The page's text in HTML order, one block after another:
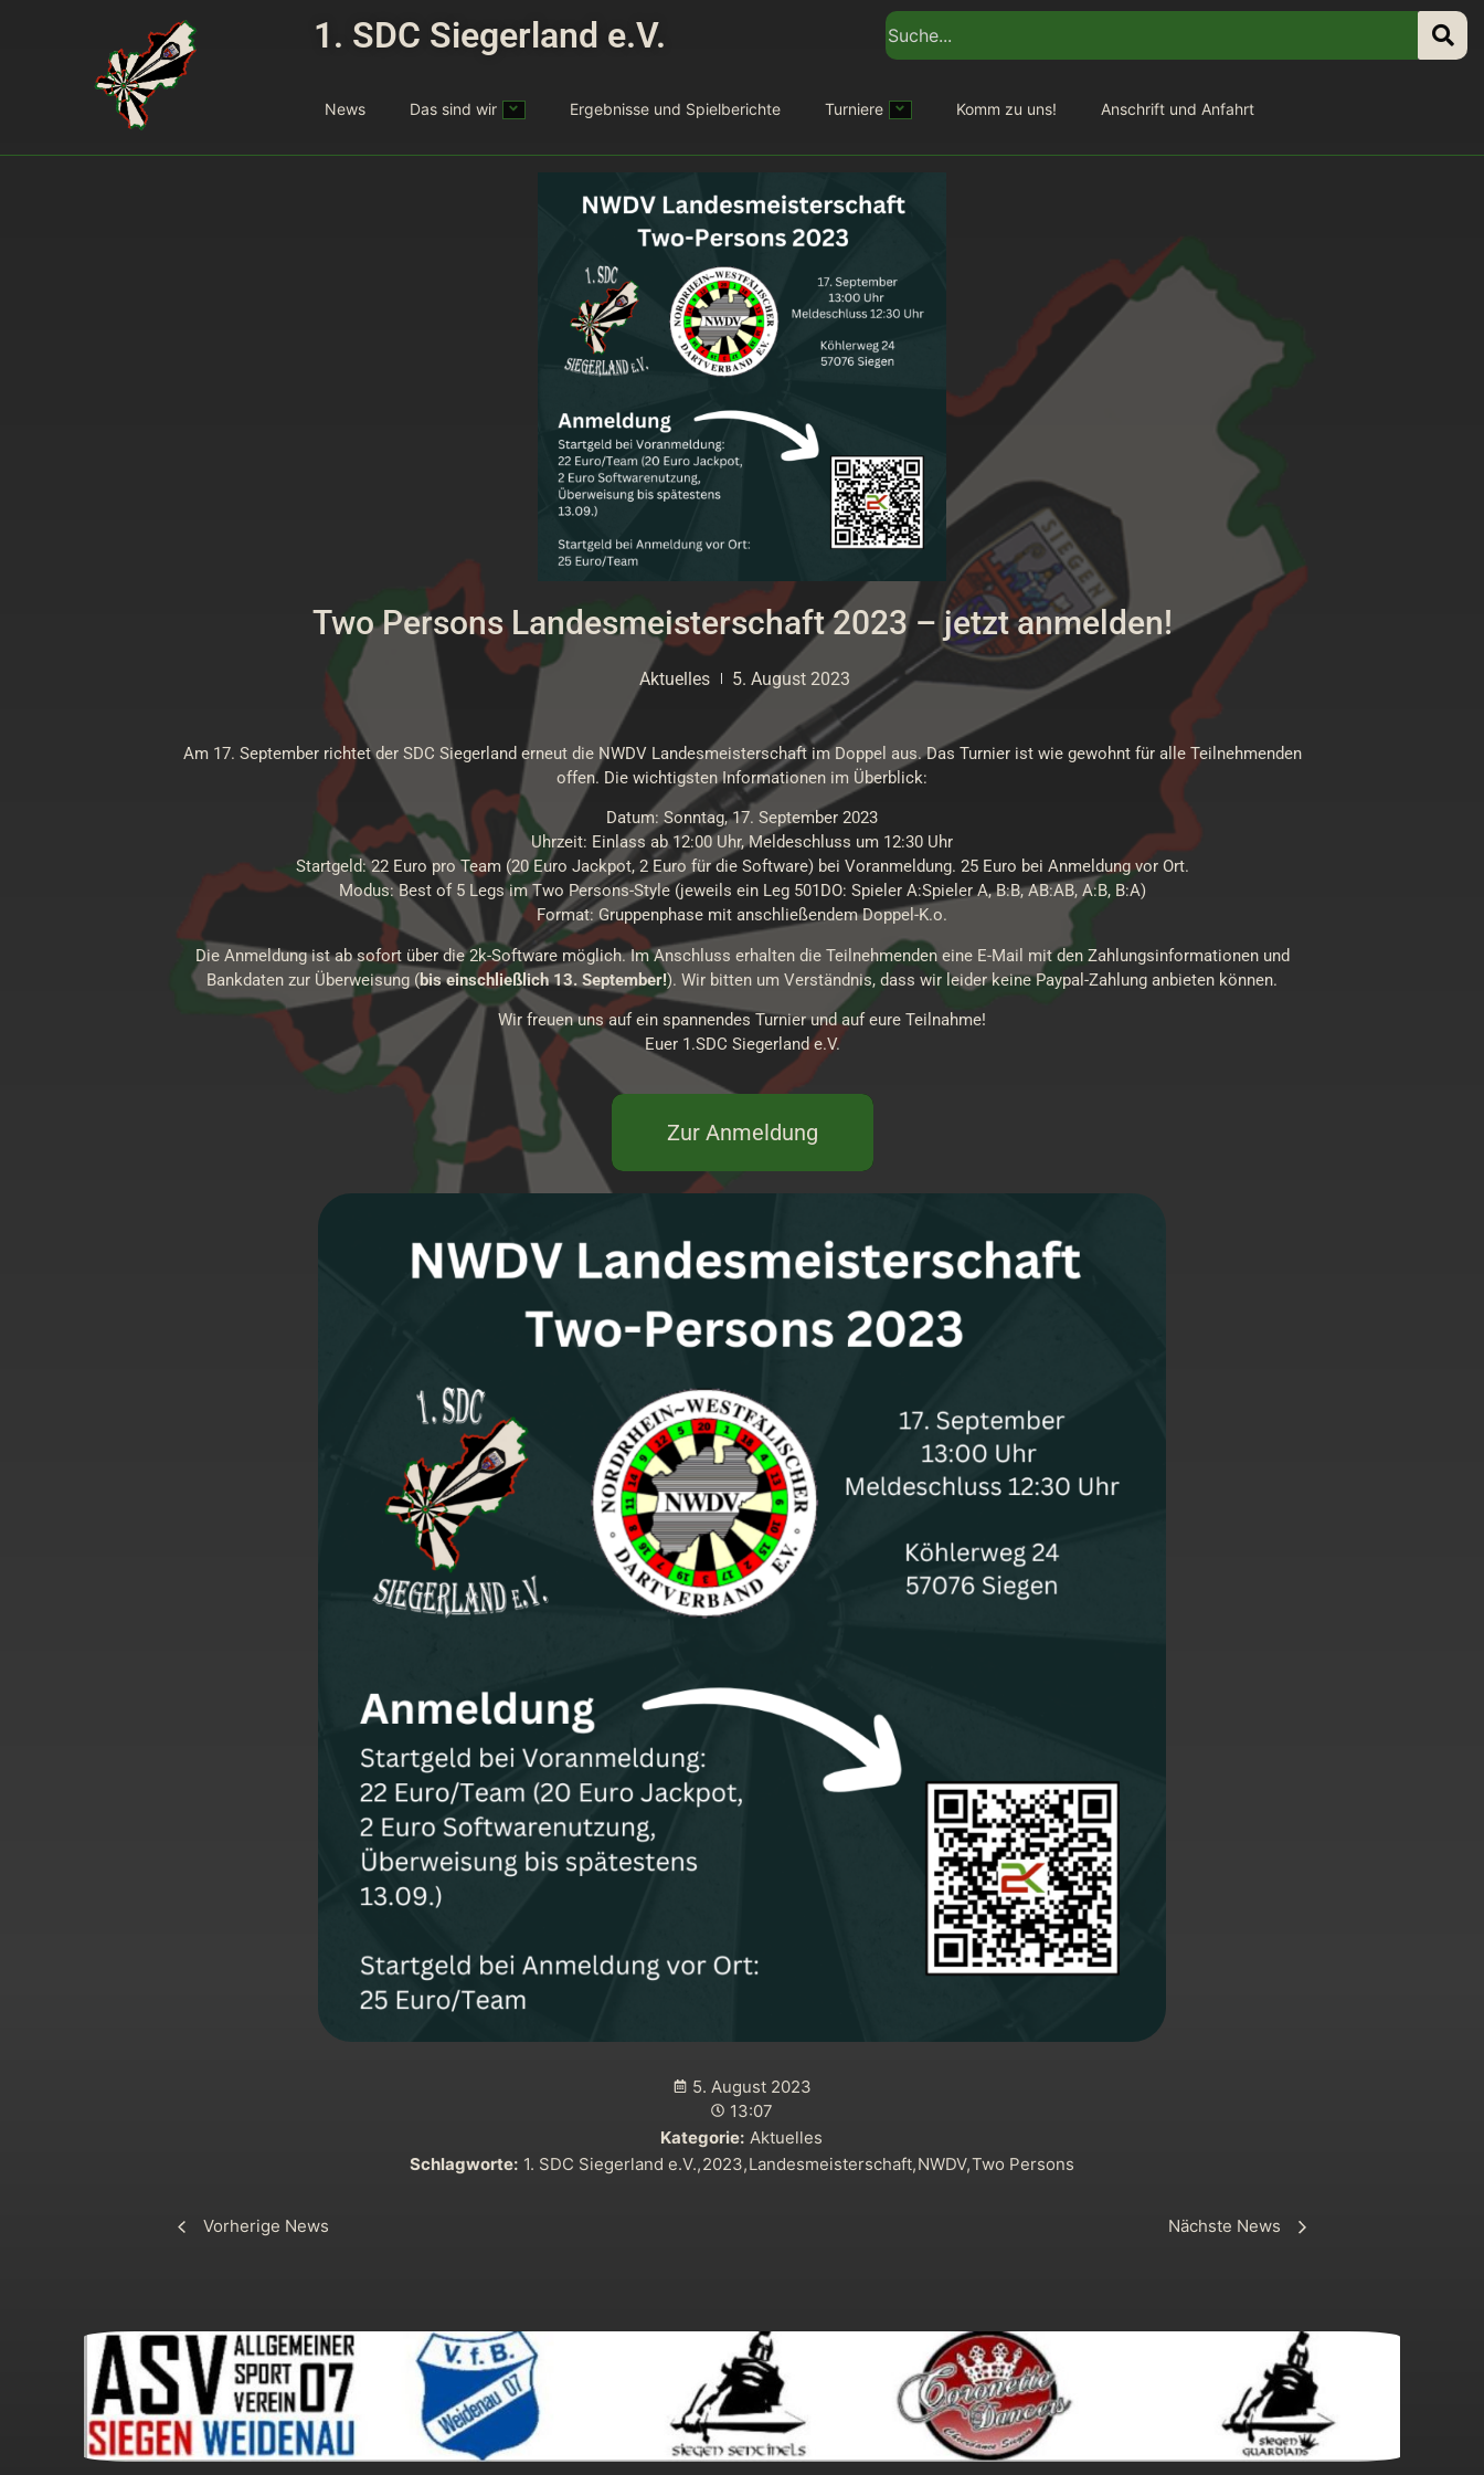
1. SDC Siegerland e.V.
News Das sind wir Ergebnisse und Spielberichte Turniere Komm zu uns! Anschrift und Anfahrt
Two Persons Landesmeisterschaft 2023 – jetzt anmelden!
Aktuelles 5. August 2023
Am 17. September richtet der SDC Siegerland erneut die NWDV Landesmeisterschaft im Doppel aus. Das Turnier ist wie gewohnt für alle Teilnehmenden
offen. Die wichtigsten Informationen im Überblick:
Datum: Sonntag, 17. September 2023
Uhrzeit: Einlass ab 12:00 Uhr, Meldeschluss um 12:30 Uhr
Startgeld: 22 Euro pro Team (20 Euro Jackpot, 2 Euro für die Software) bei Voranmeldung. 25 Euro bei Anmeldung vor Ort.
Modus: Best of 5 Legs im Two Persons-Style (jeweils ein Leg 501DO: Spieler A:Spieler A, B:B, AB:AB, A:B, B:A)
Format: Gruppenphase mit anschließendem Doppel-K.o.
Die Anmeldung ist ab sofort über die 2k-Software möglich. Im Anschluss erhalten die Teilnehmenden eine E-Mail mit den Zahlungsinformationen und
Bankdaten zur Überweisung (bis einschließlich 13. September!). Wir bitten um Verständnis, dass wir leider keine Paypal-Zahlung anbieten können.
Wir freuen uns auf ein spannendes Turnier und auf eure Teilnahme!
Euer 1.SDC Siegerland e.V.
Zur Anmeldung
5. August 2023
13:07
Kategorie: Aktuelles
Schlagworte: 1. SDC Siegerland e.V.,2023,Landesmeisterschaft,NWDV,Two Persons
Vorherige News Nächste News